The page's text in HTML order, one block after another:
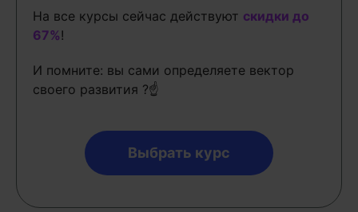
На все курсы сейчас действуют скидки до
67%!
И помните: вы сами определяете вектор
своего развития ?☝
Выбрать курс